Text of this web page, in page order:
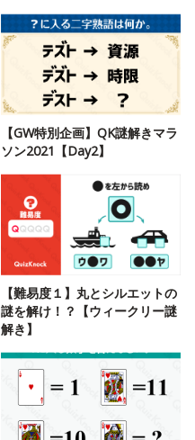
【GW特別企画】QK謎解きマラ
ソン2021【Day2】
【難易度１】丸とシルエットの
謎を解け！？【ウィークリー謎
解き】